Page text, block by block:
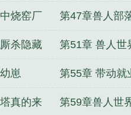
份礼物
烧窑厂 第47章兽人部
杀隐藏 第51章 兽人世
降温
崽 第55章 带动就
真的来 第59章兽人世